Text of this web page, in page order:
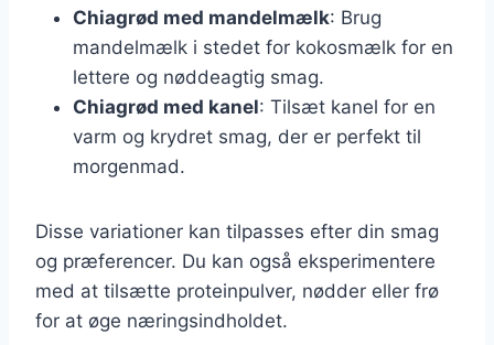
Chiagrød med mandelmælk: Brug
mandelmælk i stedet for kokosmælk for en
lettere og nøddeagtig smag.
Chiagrød med kanel: Tilsæt kanel for en
varm og krydret smag, der er perfekt til
morgenmad.
Disse variationer kan tilpasses efter din smag
og præferencer. Du kan også eksperimentere
med at tilsætte proteinpulver, nødder eller frø
for at øge næringsindholdet.